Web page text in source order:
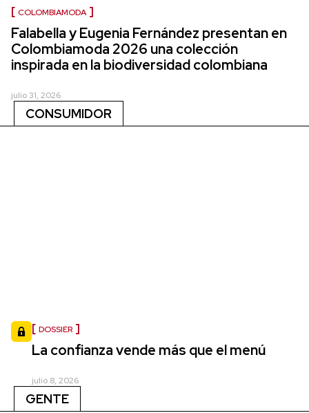
COLOMBIAMODA
Falabella y Eugenia Fernández presentan en
Colombiamoda 2026 una colección
inspirada en la biodiversidad colombiana
julio 31, 2026
CONSUMIDOR
DOSSIER
La confianza vende más que el menú
julio 8, 2026
GENTE